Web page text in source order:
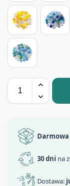
30 dni na
Dostawa: